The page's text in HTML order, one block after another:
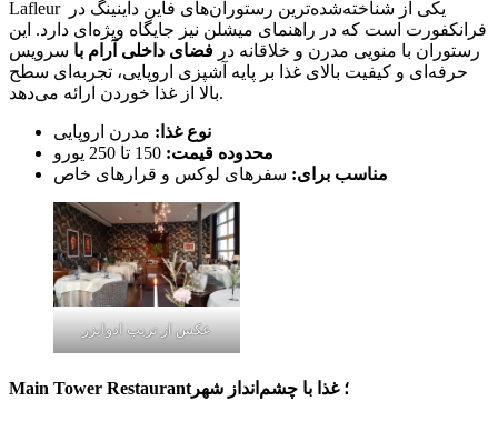
Lafleur یکی از شناخته‌شده‌ترین رستوران‌های فاین داینینگ در
فرانکفورت است که در راهنمای میشلن نیز جایگاه ویژه‌ای دارد. این
رستوران با منویی مدرن و خلاقانه در فضای داخلی آرام با سرویس
حرفه‌ای و کیفیت بالای غذا بر پایه آشپزی اروپایی، تجربه‌ای سطح
بالا از غذا خوردن ارائه می‌دهد.
نوع غذا: مدرن اروپایی
محدوده قیمت: 150 تا 250 یورو
مناسب برای: سفرهای لوکس و قرارهای خاص
عکس از تریپ ادوایزر
Main Tower Restaurant؛ غذا با چشم‌انداز شهر